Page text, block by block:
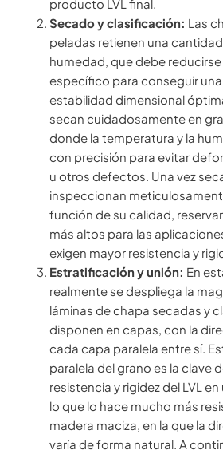
producto LVL final.
Secado y clasificación: Las
peladas retienen una
humedad, que debe reducirse
específico para conseguir
estabilidad dimensional
secan cuidadosamente en
donde la temperatura y la
con precisión para evitar
u otros defectos. Una vez
inspeccionan
función de su calidad,
más altos para las
exigen mayor resistencia y
Estratificación y unión: En
realmente se despliega la
láminas de chapa secadas y
disponen en capas, con la
cada capa paralela entre sí.
paralela del grano es la clave
resistencia y rigidez del LVL
lo que lo hace mucho más
madera maciza, en la que la
varía de forma natural. A